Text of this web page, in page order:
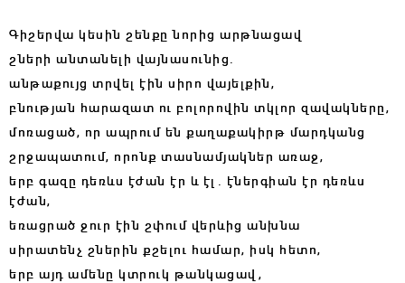
Գիշերվա կեսին շենքը նորից արթնացավ
շների անտանելի վայնասունից.
անթաքույց տրվել էին սիրո վայելքին,
բնության հարազատ ու բոլորովին տկլոր զավակները,
մոռացած, որ ապրում են քաղաքակիրթ մարդկանց
շրջապատում, որոնք տասնամյակներ առաջ,
երբ գազը դեռևս էժան էր և էլ. էներգիան էր դեռևս
էժան,
եռացրած ջուր էին շփում վերևից անխնա
սիրատենչ շներին քշելու համար, իսկ հետո,
երբ այդ ամենը կտրուկ թանկացավ,